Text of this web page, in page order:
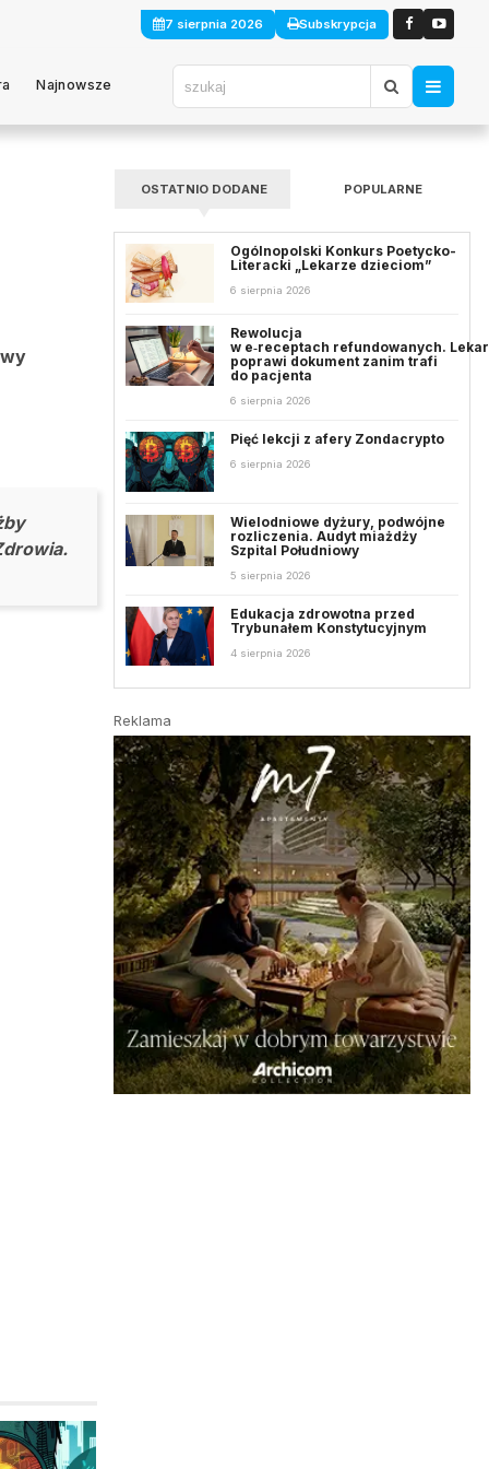
7 sierpnia 2026 Subskrypcja
Najnowsze
OSTATNIO DODANE POPULARNE
Ogólnopolski Konkurs Poetycko-
Literacki „Lekarze dzieciom”
6 sierpnia 2026
Rewolucja
w e‑receptach refundowanych.
poprawi dokument zanim trafi
do pacjenta
6 sierpnia 2026
Pięć lekcji z afery Zondacrypto
6 sierpnia 2026
Wielodniowe dyżury, podwójne
rozliczenia. Audyt miażdży
Szpital Południowy
5 sierpnia 2026
Edukacja zdrowotna przed
Trybunałem Konstytucyjnym
4 sierpnia 2026
Reklama